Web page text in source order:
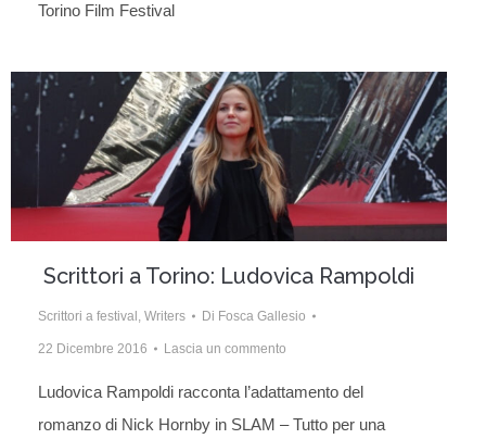
Torino Film Festival
Scrittori a Torino: Ludovica Rampoldi
Scrittori a festival , Writers Di Fosca Gallesio
22 Dicembre 2016 Lascia un commento
Ludovica Rampoldi racconta l’adattamento del
romanzo di Nick Hornby in SLAM – Tutto per una